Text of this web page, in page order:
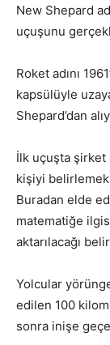
New Shepard
uçuşunu
Roket adını
kapsülüyle
Shepard’dan
İlk uçuşta şirket
kişiyi belirlemek
Buradan elde
matematiğe
aktarılacağı
Yolcular
edilen 100
sonra inişe